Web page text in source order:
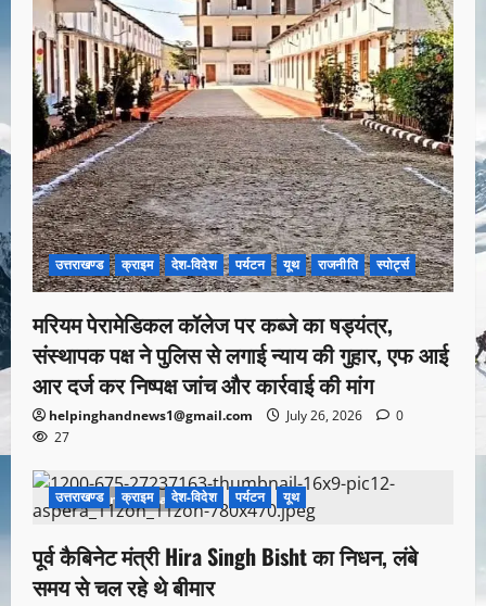
उत्तराखण्ड क्राइम देश-विदेश पर्यटन यूथ राजनीति स्पोर्ट्स
मरियम पेरामेडिकल कॉलेज पर कब्जे का षड्यंत्र,
संस्थापक पक्ष ने पुलिस से लगाई न्याय की गुहार, एफ आई
आर दर्ज कर निष्पक्ष जांच और कार्रवाई की मांग
helpinghandnews1@gmail.com July 26, 2026
0
27
1 minute read
उत्तराखण्ड क्राइम देश-विदेश पर्यटन यूथ
पूर्व कैबिनेट मंत्री Hira Singh Bisht का निधन, लंबे
समय से चल रहे थे बीमार